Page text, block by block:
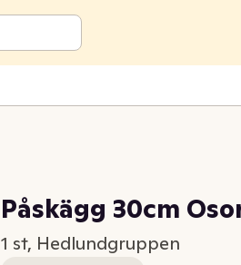
Påskägg 30cm
1 st, Hedlundgruppen